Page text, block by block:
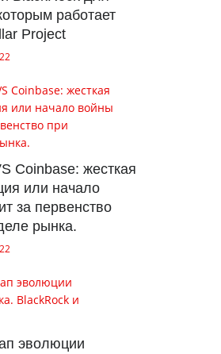
работает
Project
Coinbase: жесткая
или начало
за первенство
рынка.
эволюции